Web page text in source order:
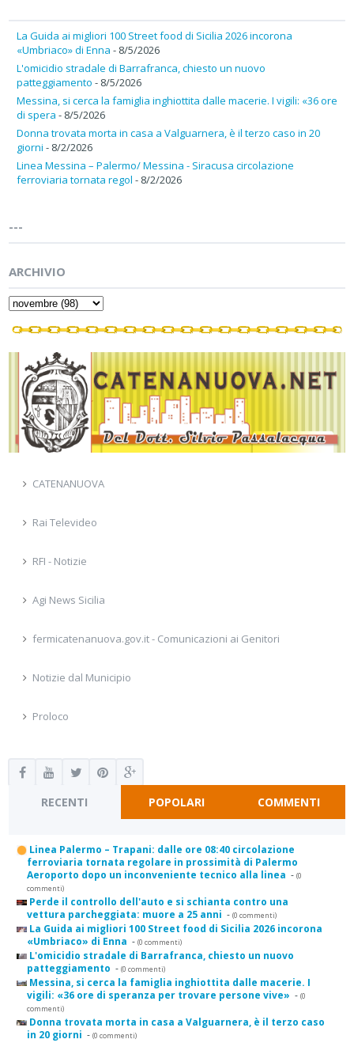
La Guida ai migliori 100 Street food di Sicilia 2026 incorona
«Umbriaco» di Enna - 8/5/2026
L'omicidio stradale di Barrafranca, chiesto un nuovo
patteggiamento - 8/5/2026
Messina, si cerca la famiglia inghiottita dalle macerie. I vigili: «36 ore
di spera - 8/5/2026
Donna trovata morta in casa a Valguarnera, è il terzo caso in 20
giorni - 8/2/2026
Linea Messina – Palermo/ Messina - Siracusa circolazione
ferroviaria tornata regol - 8/2/2026
---
ARCHIVIO
CATENANUOVA
Rai Televideo
RFI - Notizie
Agi News Sicilia
fermicatenanuova.gov.it - Comunicazioni ai Genitori
Notizie dal Municipio
Proloco
RECENTI POPOLARI COMMENTI
Linea Palermo – Trapani: dalle ore 08:40 circolazione
ferroviaria tornata regolare in prossimità di Palermo
Aeroporto dopo un inconveniente tecnico alla linea - (0
commenti)
Perde il controllo dell'auto e si schianta contro una
vettura parcheggiata: muore a 25 anni - (0 commenti)
La Guida ai migliori 100 Street food di Sicilia 2026 incorona
«Umbriaco» di Enna - (0 commenti)
L'omicidio stradale di Barrafranca, chiesto un nuovo
patteggiamento - (0 commenti)
Messina, si cerca la famiglia inghiottita dalle macerie. I
vigili: «36 ore di speranza per trovare persone vive» - (0
commenti)
Donna trovata morta in casa a Valguarnera, è il terzo caso
in 20 giorni - (0 commenti)